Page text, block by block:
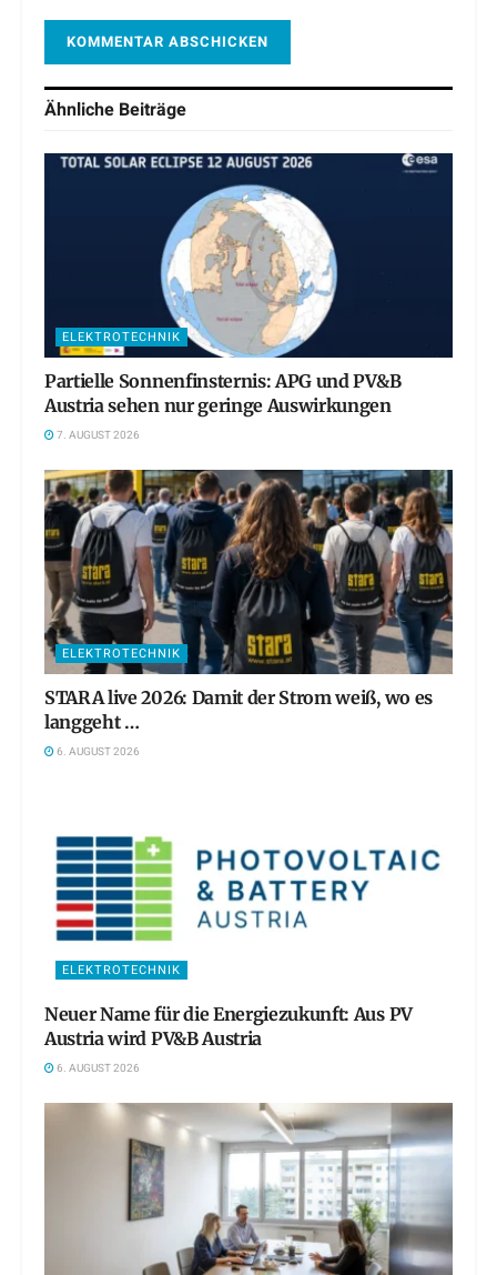
Ähnliche Beiträge
ELEKTROTECHNIK
Partielle Sonnenfinsternis: APG und PV&B
Austria sehen nur geringe Auswirkungen
7. AUGUST 2026
ELEKTROTECHNIK
STARA live 2026: Damit der Strom weiß, wo es
langgeht …
6. AUGUST 2026
ELEKTROTECHNIK
Neuer Name für die Energiezukunft: Aus PV
Austria wird PV&B Austria
6. AUGUST 2026